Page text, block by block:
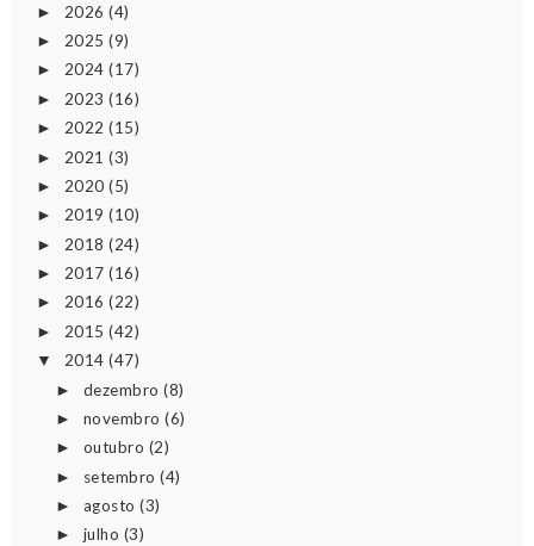
► 2026 (4)
► 2025 (9)
► 2024 (17)
► 2023 (16)
► 2022 (15)
► 2021 (3)
► 2020 (5)
► 2019 (10)
► 2018 (24)
► 2017 (16)
► 2016 (22)
► 2015 (42)
▼ 2014 (47)
► dezembro(8)
► novembro(6)
► outubro (2)
► setembro(4)
► agosto(3)
► julho (3)